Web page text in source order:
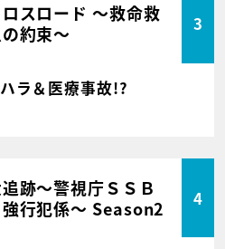
スロード ～救命救
約束～
3
ラ＆医療事故!?
跡～警視庁ＳＳＢ
強行犯係～ Season2
4